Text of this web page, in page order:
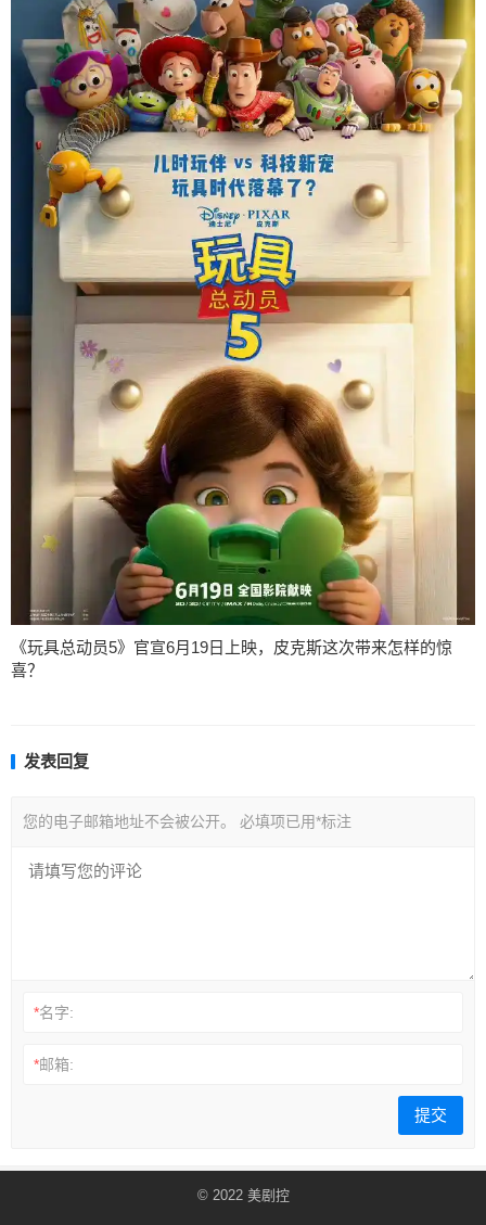
《玩具总动员5》官宣6月19日上映，皮克斯这次带来怎样的惊
喜？
发表回复
您的电子邮箱地址不会被公开。 必填项已用*标注
*名字:
*邮箱:
© 2022 美剧控